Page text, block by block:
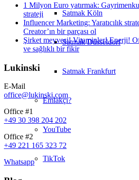
Satmak Köln
Satmak Düsseldorf
Satmak Frankfurt
Emlakçı?
YouTube
TikTok
1 Milyon Euro yatırmak:
strateji
Influencer Marketing: Yaratıcılık
Creator’ın bir parçası ol
Şirket meyvesi! Vitaminler! Enerji!
ve sağlıklı bir fikir
Lukinski
E-Mail
office@lukinski.com
Office #1
+49 30 398 204 202
Office #2
+49 221 165 323 72
Whatsapp